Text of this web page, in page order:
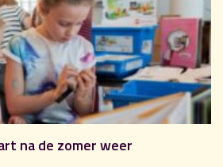
na de zomer weer